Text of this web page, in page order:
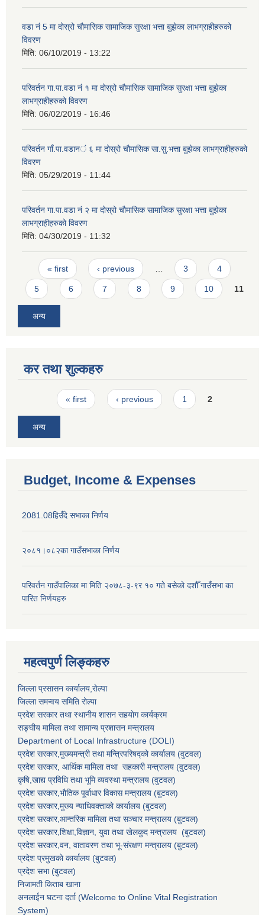
वडा नं 5 मा दोस्रो चौमासिक सामाजिक सुरक्षा भत्ता बुझेका लाभग्राहीहरुको
विवरण
मिति: 06/10/2019 - 13:22
परिवर्तन गा.पा.वडा नं १ मा दोस्रो चौमासिक सामाजिक सुरक्षा भत्ता बुझेका
लाभग्राहीहरुको विवरण
मिति: 06/02/2019 - 16:46
परिवर्तन गाँ.पा.वडान‌‍ं ६ मा दोस्रो चौमासिक सा.सु.भत्ता बुझेका लाभग्राहीहरुको
विवरण
मिति: 05/29/2019 - 11:44
परिवर्तन गा.पा.वडा नं २ मा दोस्रो चौमासिक सामाजिक सुरक्षा भत्ता बुझेका
लाभग्राहीहरुको विवरण
मिति: 04/30/2019 - 11:32
Pages
« first ‹ previous 3 4
5 6 7 8 9 10 11
अन्य
कर तथा शुल्कहरु
Pages« first ‹ previous 1 2
अन्य
Budget, Income & Expenses
2081.08हिउँदे सभाका निर्णय
२०८१।०८२का गाउँसभाका निर्णय
परिवर्तन गाउँपालिका मा मिति २०७८-३-९र १० गते बसेकाे दशौँ गाउँसभा का
पारित निर्णयहरु
महत्वपुर्ण लिङ्कहरु
जिल्ला प्रसासन कार्यालय,राेल्पा
जिल्ला समन्वय समिति रोल्पा
प्रदेश सरकार तथा स्थानीय शासन सहयाेग कार्यक्रम
सङ्‍घीय मामिला तथा सामान्य प्रशासन मन्त्रालय
Department of Local Infrastructure (DOLI)
प्रदेश सरकार,मुख्यमन्त्री तथा मन्त्रिपरिषद्को कार्यालय (वुटवल)
प्रदेश सरकार, आर्थिक मामिला तथा सहकारी मन्त्रालय (वुटवल)
कृषि,खाद्य प्रविधि तथा भूमि व्यवस्था मन्त्रालय (वुटवल)
प्रदेश सरकार,भाैतिक पूर्वाधार विकास मन्त्रालय (बुटवल)
प्रदेश सरकार,मुख्य न्याधिवक्ताकाे कार्यालय (बुटवल)
प्रदेश सरकार,आन्तरिक मामिला तथा सञ्चार मन्त्रालय (बुटवल)
प्रदेश सरकार,शिक्षा,विज्ञान, युवा तथा खेलकुद मन्त्रालय (बुटवल)
प्रदेश सरकार,वन, वातावरण तथा भू-संरक्षण मन्त्रालय (बुटवल)
प्रदेश प्रमुखकाे कार्यालय (बुटवल)
प्रदेश सभा (बुटवल)
निजामती किताब खाना
अनलाईन घटना दर्ता (Welcome to Online Vital Registration
System)